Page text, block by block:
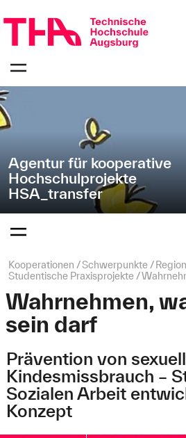
überspringen
zur
Navigation
"HSA_transfer"
Agentur für kooperative
Hochschulprojekte
HSA_transfer
bestätigen
Öffnen
bestätigen
des
Menüs
Seitenpfad:
Kooperationen Schwerpunkte
Studentische Praxisprojekte
Wahrnehmen,
sein darf
Prävention von
Kindesmissbrauch –
Sozialen Arbeit
Konzept